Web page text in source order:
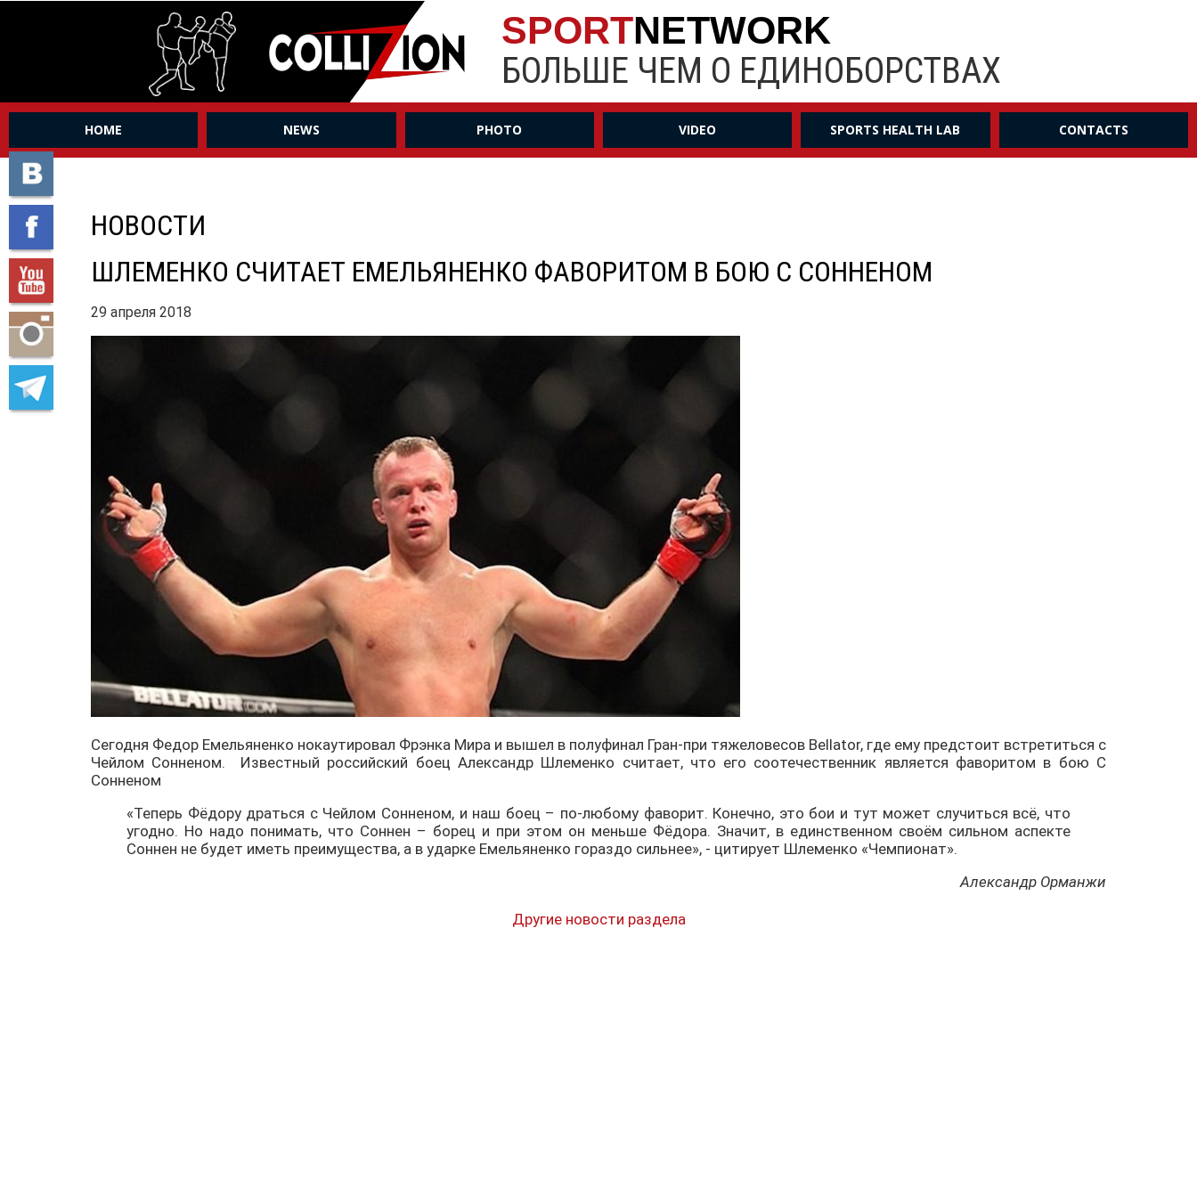
SPORTNETWORK
БОЛЬШЕ ЧЕМ О ЕДИНОБОРСТВАХ
HOME NEWS PHOTO VIDEO SPORTS HEALTH LAB CONTACTS
НОВОСТИ
ШЛЕМЕНКО СЧИТАЕТ ЕМЕЛЬЯНЕНКО ФАВОРИТОМ В БОЮ С СОННЕНОМ
29 апреля 2018
Сегодня Федор Емельяненко нокаутировал Фрэнка Мира и вышел в полуфинал Гран-при тяжеловесов Bellator, где ему предстоит встретиться с
Чейлом Сонненом. Известный российский боец Александр Шлеменко считает, что его соотечественник является фаворитом в бою С
Сонненом
«Теперь Фёдору драться с Чейлом Сонненом, и наш боец – по-любому фаворит. Конечно, это бои и тут может случиться всё, что
угодно. Но надо понимать, что Соннен – борец и при этом он меньше Фёдора. Значит, в единственном своём сильном аспекте
Соннен не будет иметь преимущества, а в ударке Емельяненко гораздо сильнее», - цитирует Шлеменко «Чемпионат».
Александр Орманжи
Другие новости раздела